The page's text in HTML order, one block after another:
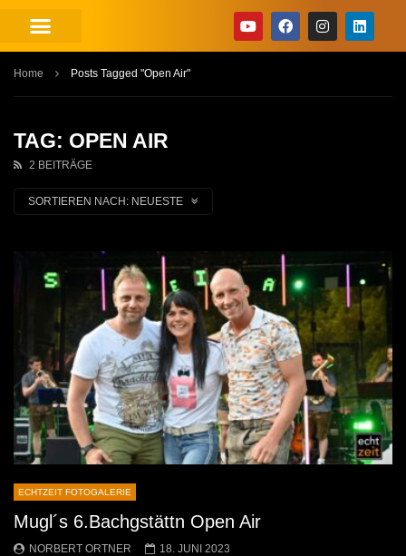
Home Posts Tagged "Open Air"
TAG: OPEN AIR
2 BEITRÄGE
SORTIEREN NACH: NEUESTE
ECHTZEIT FOTOGALERIE
Mugl´s 6.Bachgstättn Open Air
NORBERT ORTNER 18. JUNI 2023